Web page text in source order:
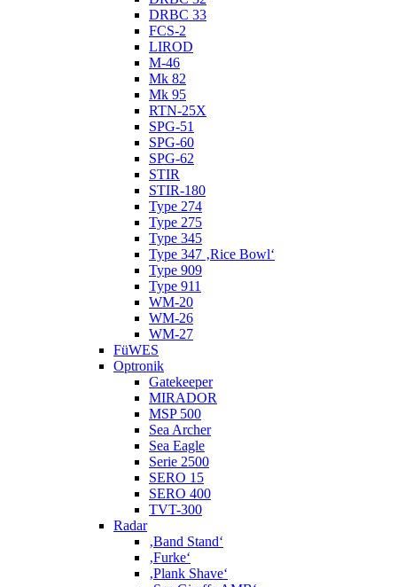
DRBC 33
FCS-2
LIROD
M-46
Mk 82
Mk 95
RTN-25X
SPG-51
SPG-60
SPG-62
STIR
STIR-180
Type 274
Type 275
Type 345
Type 347 ‚Rice Bowl‘
Type 909
Type 911
WM-20
WM-26
WM-27
FüWES
Optronik
Gatekeeper
MIRADOR
MSP 500
Sea Archer
Sea Eagle
Serie 2500
SERO 15
SERO 400
TVT-300
Radar
‚Band Stand‘
‚Furke‘
‚Plank Shave‘